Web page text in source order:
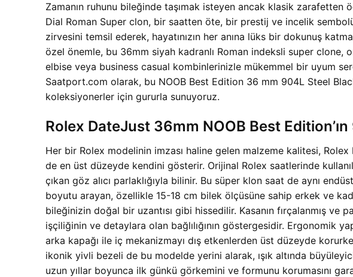
Zamanın ruhunu bileğinde taşımak isteyen ancak klasik
Dial Roman Super clon, bir saatten öte, bir prestij ve incelik
zirvesini temsil ederek, hayatınızın her anına lüks bir dokunuş
özel önemle, bu 36mm siyah kadranlı Roman indeksli super clone,
elbise veya business casual kombinlerinizle mükemmel bir uyum
Saatport.com olarak, bu NOOB Best Edition 36 mm 904L Steel
koleksiyonerler için gururla sunuyoruz.
Rolex DateJust 36mm NOOB Best
Her bir Rolex modelinin imzası haline gelen malzeme kalitesi,
de en üst düzeyde kendini gösterir. Orijinal Rolex saatlerinde
çıkan göz alıcı parlaklığıyla bilinir. Bu süper klon saat de aynı
boyutu arayan, özellikle 15-18 cm bilek ölçüsüne sahip erkek ve
bileğinizin doğal bir uzantısı gibi hissedilir. Kasanın fırçalanmış ve
işçiliğinin ve detaylara olan bağlılığının göstergesidir. Ergonomik
arka kapağı ile iç mekanizmayı dış etkenlerden üst düzeyde
ikonik yivli bezeli de bu modelde yerini alarak, ışık altında
uzun yıllar boyunca ilk günkü görkemini ve formunu korumasını